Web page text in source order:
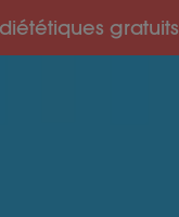
gratuits